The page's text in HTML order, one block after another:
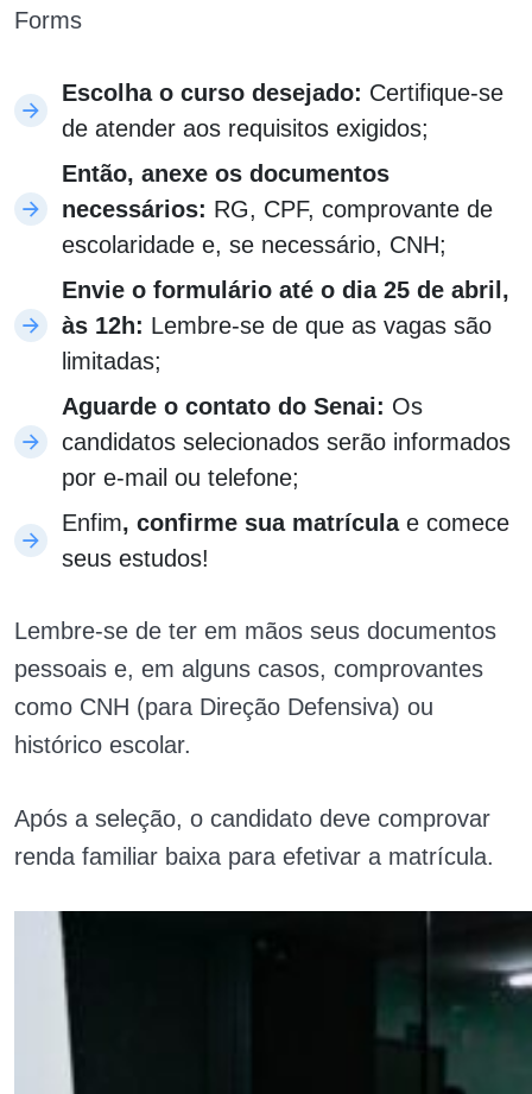
Forms
Escolha o curso desejado: Certifique-se
de atender aos requisitos exigidos;
Então, anexe os documentos
necessários: RG, CPF, comprovante de
escolaridade e, se necessário, CNH;
Envie o formulário até o dia 25 de abril,
às 12h: Lembre-se de que as vagas são
limitadas;
Aguarde o contato do Senai: Os
candidatos selecionados serão informados
por e-mail ou telefone;
Enfim, confirme sua matrícula e comece
seus estudos!
Lembre-se de ter em mãos seus documentos
pessoais e, em alguns casos, comprovantes
como CNH (para Direção Defensiva) ou
histórico escolar.
Após a seleção, o candidato deve comprovar
renda familiar baixa para efetivar a matrícula.